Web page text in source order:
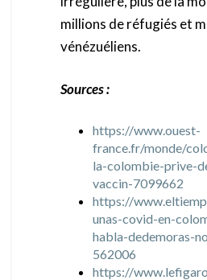
millions de réfugiés et
vénézuéliens.
Sources :
https://www.ouest-
france.fr/monde/
la-colombie-prive-
vaccin-7099662
https://
unas-covid-en-
habla-dedemoras-
562006
https://